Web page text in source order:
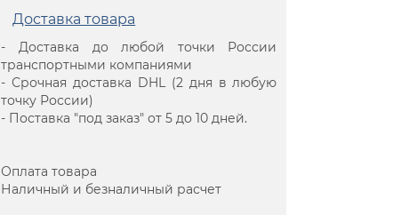
Доставка товара
- Доставка до любой точки России
транспортными компаниями
- Срочная доставка DHL (2 дня в любую
точку России)
- Поставка "под заказ" от 5 до 10 дней.
Оплата товара
Наличный и безналичный расчет